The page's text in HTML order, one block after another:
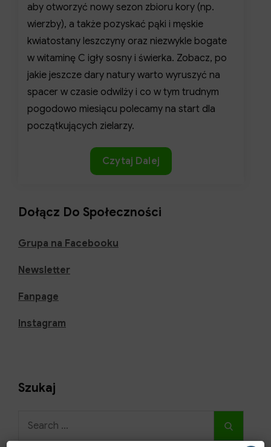
aby otworzyć nowy sezon zbioru kory (np.
wierzby), a także pozyskać pąki i męskie
kwiatostany leszczyny oraz niezwykle bogate
w witaminę C igły sosny i świerka. Zobacz, po
jakie jeszcze dary natury warto wyruszyć na
spacer w czasie odwilży i co w tym trudnym
pogodowo miesiącu polecamy na start dla
początkujących zielarzy.
Przewodnik
po
sezonowych.
zioła
Czytaj Dalej
Dołącz Do Społeczności
Grupa na Facebooku
Newsletter
Fanpage
Instagram
Szukaj
Search